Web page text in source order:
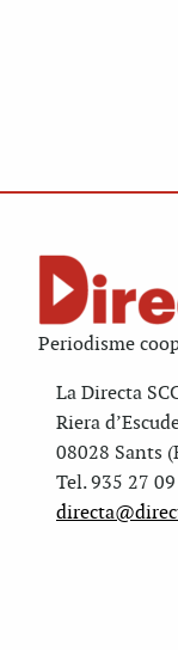
Periodisme
La Directa
Riera
08028 Sants
Tel. 935 27